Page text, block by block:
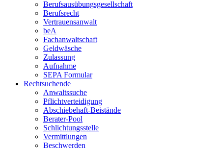
Berufsausübungs­gesellschaft
Berufsrecht
Vertrauensanwalt
beA
Fachanwaltschaft
Geldwäsche
Zulassung
Aufnahme
SEPA Formular
Rechtsuchende
Anwaltssuche
Pflichtverteidigung
Abschiebehaft-Beistände
Berater-Pool
Schlichtungsstelle
Vermittlungen
Beschwerden